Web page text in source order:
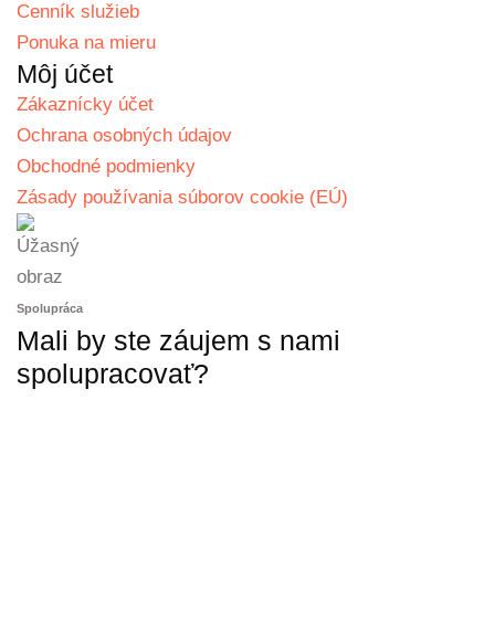
Cenník služieb
Ponuka na mieru
Môj účet
Zákaznícky účet
Ochrana osobných údajov
Obchodné podmienky
Zásady používania súborov cookie (EÚ)
Spolupráca
Mali by ste záujem s nami
spolupracovať?